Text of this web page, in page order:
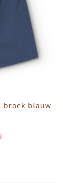
broek blauw